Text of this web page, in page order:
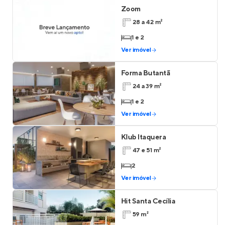
Zoom
28 a 42 m²
1 e 2
Ver imóvel
Forma Butantã
24 a 39 m²
1 e 2
Ver imóvel
Klub Itaquera
47 e 51 m²
2
Ver imóvel
Hit Santa Cecília
59 m²